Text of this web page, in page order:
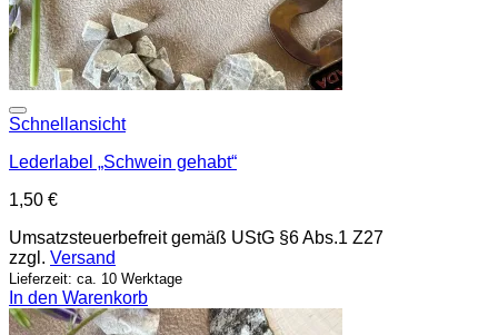
Schnellansicht
Lederlabel „Schwein gehabt“
1,50 €
Umsatzsteuerbefreit gemäß UStG §6 Abs.1 Z27
zzgl. Versand
Lieferzeit: ca. 10 Werktage
In den Warenkorb